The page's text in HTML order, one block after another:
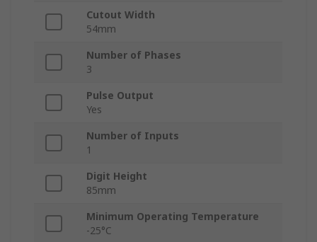
Cutout Width
54mm
Number of Phases
3
Pulse Output
Yes
Number of Inputs
1
Digit Height
85mm
Minimum Operating Temperature
-25°C